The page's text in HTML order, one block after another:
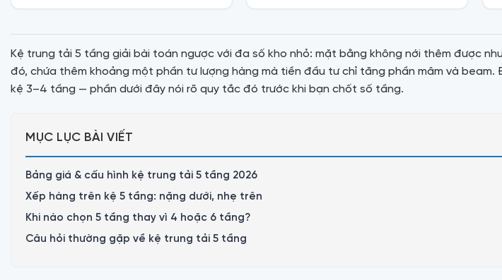
Kệ trung tải 5 tầng giải bài toán ngược với đa số kho nhỏ: mặt bằng không nới thêm được
đó, chứa thêm khoảng một phần tư lượng hàng mà tiền đầu tư chỉ tăng phần mâm và
kệ 3–4 tầng — phần dưới đây nói rõ quy tắc đó trước khi bạn chốt số tầng.
MỤC LỤC BÀI VIẾT
Bảng giá & cấu hình kệ trung tải 5 tầng 2026
Xếp hàng trên kệ 5 tầng: nặng dưới, nhẹ trên
Khi nào chọn 5 tầng thay vì 4 hoặc 6 tầng?
Câu hỏi thường gặp về kệ trung tải 5 tầng